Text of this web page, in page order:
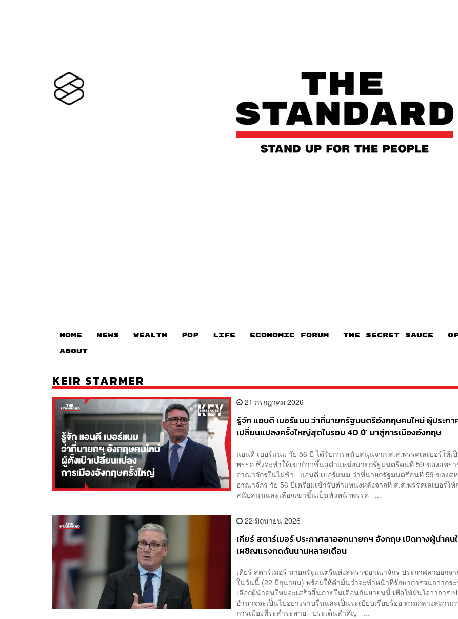
HOME NEWS WEALTH POP LIFE ECONOMIC FORUM THE SECRET SAUCE​
ABOUT
KEIR STARMER
21 กรกฎาคม 2026
รู้จัก แอนดี เบอร์แนม ว่าที่นายกรัฐมนตรีอังกฤษคนใหม่ ผู้ประกา
เปลี่ยนแปลงครั้งใหญ่สุดในรอบ 40 ปี’ มาสู่การเมืองอังกฤษ
แอนดี เบอร์แนม วัย 56 ปี ได้รับการสนับสนุนจาก ส.ส.พรรคเลเบอร์ให้เ
พรรค ซึ่งจะทำให้เขาก้าวขึ้นสู่ตำแหน่งนายกรัฐมนตรีคนที่ 59 ของสหร
อาณาจักรในไม่ช้า แอนดี เบอร์แนม ว่าที่นายกรัฐมนตรีคนที่ 59 ของส
อาณาจักร วัย 56 ปีเตรียมเข้ารับตำแหน่งหลังจากที่ ส.ส.พรรคเลเบอร์ให้
สนับสนุนและเลือกเขาขึ้นเป็นหัวหน้าพรรค ...
22 มิถุนายน 2026
เคียร์ สตาร์เมอร์ ประกาศลาออกนายกฯ อังกฤษ เปิดทางผู้นำคน
เผชิญแรงกดดันนานหลายเดือน
เคียร์ สตาร์เมอร์ นายกรัฐมนตรีแห่งสหราชอาณาจักร ประกาศลาออกจ
ในวันนี้ (22 มิถุนายน) พร้อมให้คำมั่นว่าจะทำหน้าที่รักษาการจนกว่ากร
เลือกผู้นำคนใหม่จะเสร็จสิ้นภายในเดือนกันยายนนี้ เพื่อให้มั่นใจว่าการเ
อำนาจจะเป็นไปอย่างราบรื่นและเป็นระเบียบเรียบร้อย ท่ามกลางสถาน
การเมืองที่ระส่ำระสาย ประเด็นสำคัญ ...